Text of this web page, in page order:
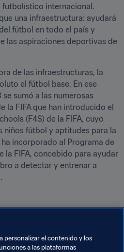
futbolístico internacional.
una infraestructura: ayudará
fútbol en todo el país y
las aspiraciones deportivas de
de las infraestructuras, la
el fútbol base. En ese
sumó a las numerosas
la FIFA que han introducido el
(F4S) de la FIFA, cuyo
niños fútbol y aptitudes para la
incorporado al Programa de
la FIFA, concebido para ayudar
a detectar y entrenar a
personalizar el contenido y los
a las plataformas